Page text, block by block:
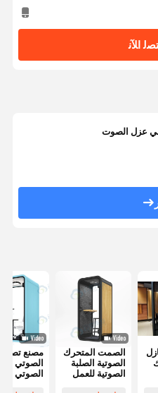
ﺍﻶﻧ
عزل الصوت
الصمت المتحرك
الصوتية الصلبة
الصوتية للعمل
مصنع تصنيع
الصوتي
الصوتي